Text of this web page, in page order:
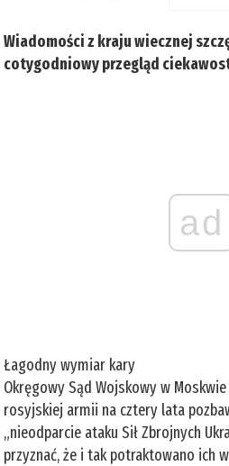
Wiadomości z kraju wiecznej
cotygodniowy przegląd
ad
Łagodny wymiar kary
Okręgowy Sąd Wojskowy w
rosyjskiej armii na cztery lata
„nieodparcie ataku Sił Zbrojnych
przyznać, że i tak potraktowano ich